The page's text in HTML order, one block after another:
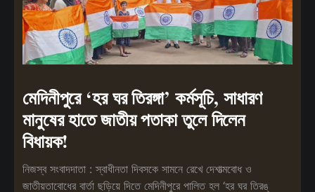
মেদিনীপুরে ‘হর ঘর তিরঙ্গা’ কর্মসূচি, সাধারণ
মানুষের হাতে জাতীয় পতাকা তুলে দিলেন
বিধায়ক!
নিজস্ব সংবাদদাতা : স্বাধীনতা দিবসকে সামনে রেখে দেশাত্মবোধ ও
জাতীয়তাবোধের বার্তা ছড়িয়ে দিতে মেদিনীপুরে পালিত হল ‘হর ঘর তিরঙ্